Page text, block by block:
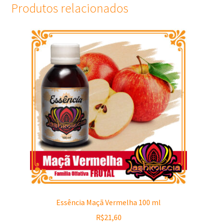
Produtos relacionados
Essência Maçã Vermelha 100 ml
R$21,60